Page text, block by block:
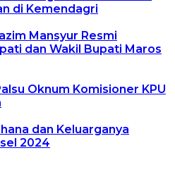
di Kemendagri
Mansyur Resmi
dan Wakil Bupati Maros
Oknum Komisioner KPU
dan Keluarganya
2024